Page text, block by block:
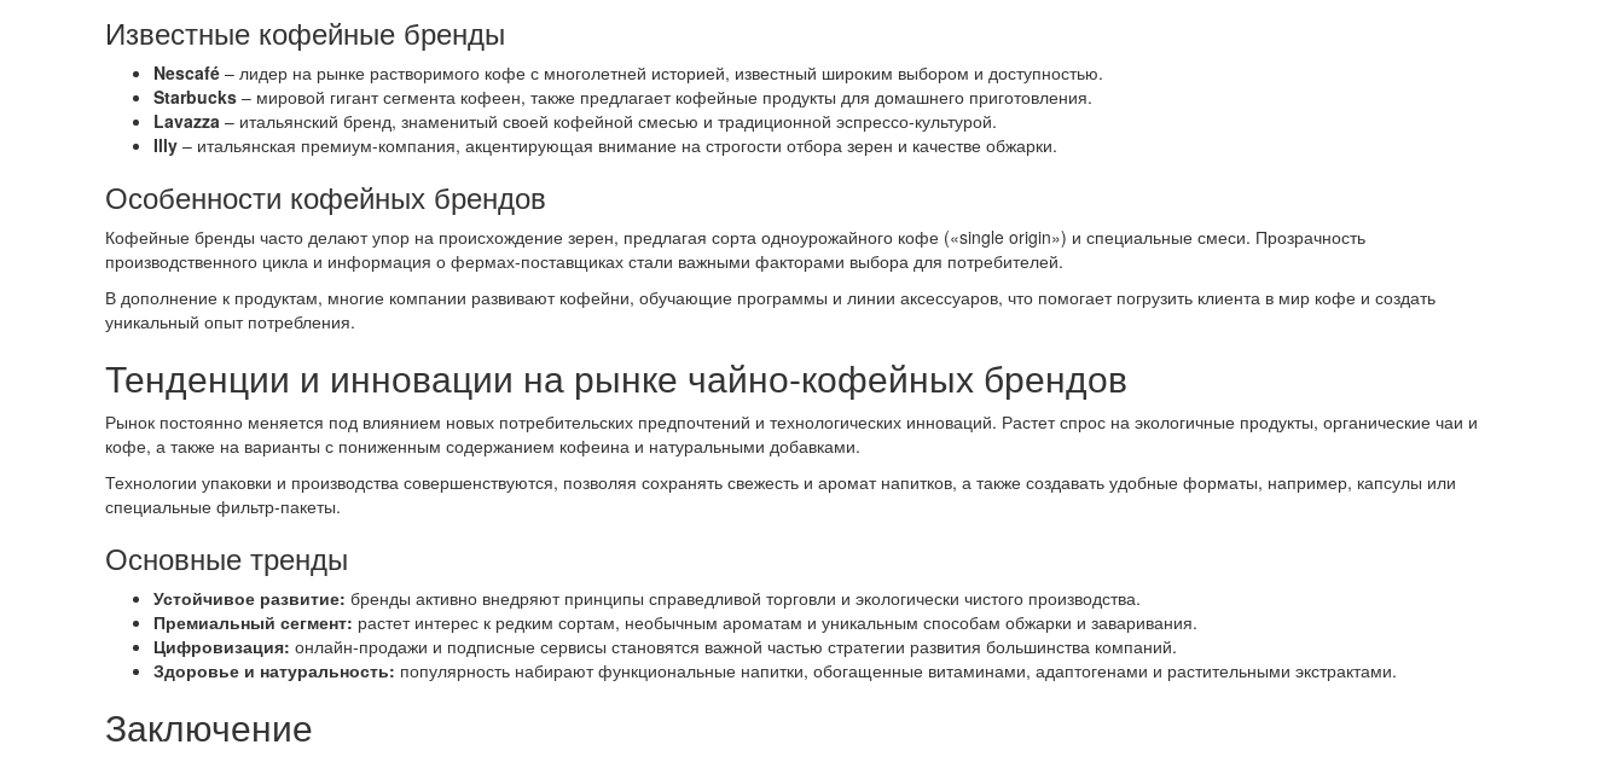
Известные кофейные бренды
Nescafé – лидер на рынке растворимого кофе с многолетней историей, известный широким выбором и доступностью.
Starbucks – мировой гигант сегмента кофеен, также предлагает кофейные продукты для домашнего приготовления.
Lavazza – итальянский бренд, знаменитый своей кофейной смесью и традиционной эспрессо-культурой.
Illy – итальянская премиум-компания, акцентирующая внимание на строгости отбора зерен и качестве обжарки.
Особенности кофейных брендов
Кофейные бренды часто делают упор на происхождение зерен, предлагая сорта одноурожайного кофе («single origin») и специальные смеси. Прозрачность
производственного цикла и информация о фермах-поставщиках стали важными факторами выбора для потребителей.
В дополнение к продуктам, многие компании развивают кофейни, обучающие программы и линии аксессуаров, что помогает погрузить клиента в мир кофе и создать
уникальный опыт потребления.
Тенденции и инновации на рынке чайно-кофейных брендов
Рынок постоянно меняется под влиянием новых потребительских предпочтений и технологических инноваций. Растет спрос на экологичные продукты, органические чаи и
кофе, а также на варианты с пониженным содержанием кофеина и натуральными добавками.
Технологии упаковки и производства совершенствуются, позволяя сохранять свежесть и аромат напитков, а также создавать удобные форматы, например, капсулы или
специальные фильтр-пакеты.
Основные тренды
Устойчивое развитие: бренды активно внедряют принципы справедливой торговли и экологически чистого производства.
Премиальный сегмент: растет интерес к редким сортам, необычным ароматам и уникальным способам обжарки и заваривания.
Цифровизация: онлайн-продажи и подписные сервисы становятся важной частью стратегии развития большинства компаний.
Здоровье и натуральность: популярность набирают функциональные напитки, обогащенные витаминами, адаптогенами и растительными экстрактами.
Заключение